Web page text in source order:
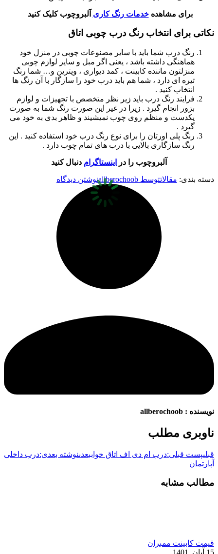
برای مشاهدهخدمات رنگ کاری آلبروچوب کلیک کنید
نکاتی برای انتخاب رنگ درب چوبی اتاق
رنگ درب شما باید با سایر مصنوعات چوبی در منزل خود
هماهنگی داشته باشد ، یعنی اگر مبل و سایر لوازم چوبی
منزلتون ماننده کابینت ، کمد دیواری ، ویترین و… شما رنگ
تیره ای دارد ، شما هم باید درب خود را سازگار با آن رنگ ها
انتخاب کنید .
فرایند رنگ درب باید زیر نظر متخصص با تجهیزات و لوازم
بزور انجام گیرد . زیرا در غیر این صورت رنگ شما به صورت
یکدست و منظم روی چوب نمیشیند و ظاهر بدی به خود می
گیرد .
رنگ پلی اورتان را برای نوع رنگ درب خود استفاده کنید . این
رنگ سازگاری بالایی با درب های تمام چوب دارد .
آلبروچوب را در اینستاگرام دنبال کنید
دسته بندی: مقالاتتوسط allberochoobنوشتن دیدگاه
نویسنده :
ناوبری مطلب
قبلیپست قبلی:درب ام دی اف اتاق خواببعدینوشته بعدی:درب داخلی
آپارتمان
مطالب مشابه
قیمت کابینت ممبران
15 آبان, 1401